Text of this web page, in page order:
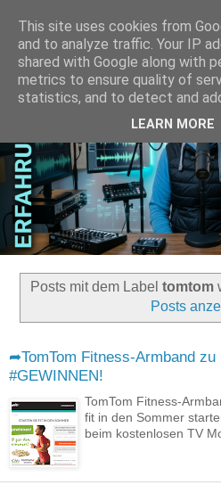
Posts mit dem Labeltomtom
Posts
➦TomTom Fitness-Armband zu
#GEWINNEN!
TomTom Fitness-
fit in den Sommer
beim kostenlosen TV
This site uses cookies from
and to analyze traffic. Your IP
shared with Google along with
metrics to ensure quality of
statistics, and to detect and
LEARN MORE